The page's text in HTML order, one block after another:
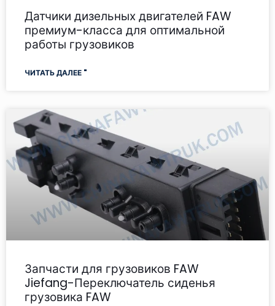
Датчики дизельных двигателей FAW
премиум-класса для оптимальной
работы грузовиков
ЧИТАТЬ ДАЛЕЕ "
Запчасти для грузовиков FAW
Jiefang-Переключатель сиденья
грузовика FAW